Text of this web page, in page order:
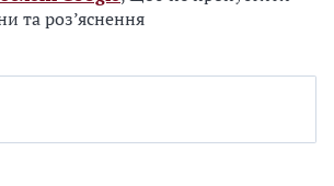
та роз’яснення